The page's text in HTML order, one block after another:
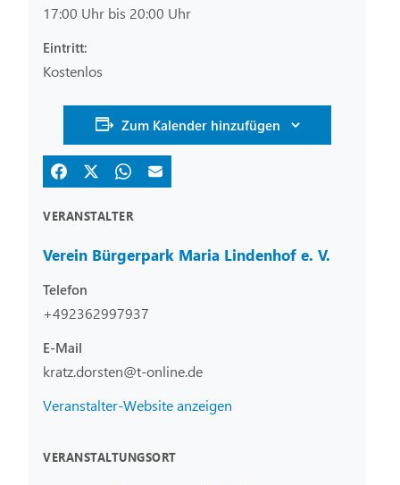
17:00 Uhr bis 20:00 Uhr
Eintritt:
Kostenlos
Zum Kalender hinzufügen
VERANSTALTER
Verein Bürgerpark Maria Lindenhof e. V.
Telefon
+492362997937
E-Mail
kratz.dorsten@t-online.de
Veranstalter-Website anzeigen
VERANSTALTUNGSORT